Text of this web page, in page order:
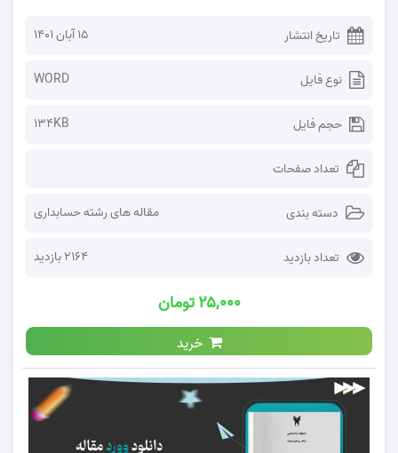
تاریخ انتشار ۱۵ آبان ۱۴۰۱
نوع فایل WORD
حجم فایل 134KB
تعداد صفحات
دسته بندی مقاله های رشته حسابداری
تعداد بازدید 2164 بازدید
۲۵,۰۰۰ تومان
خرید